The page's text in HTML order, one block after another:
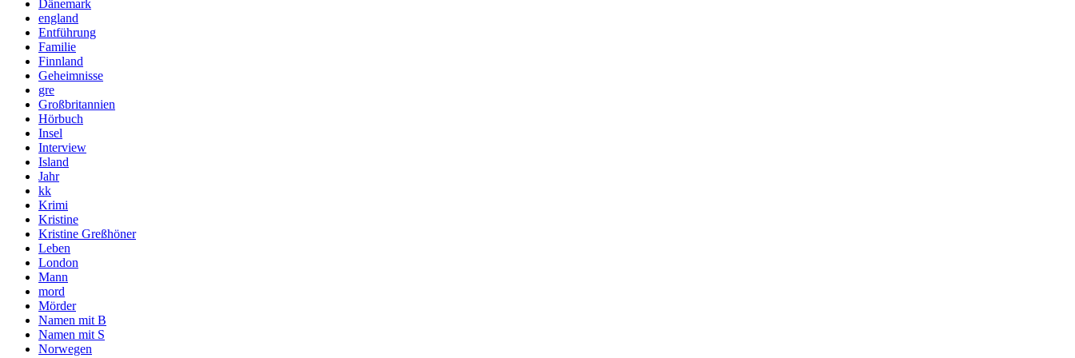
Dänemark
england
Entführung
Familie
Finnland
Geheimnisse
gre
Großbritannien
Hörbuch
Insel
Interview
Island
Jahr
kk
Krimi
Kristine
Kristine Greßhöner
Leben
London
Mann
mord
Mörder
Namen mit B
Namen mit S
Norwegen